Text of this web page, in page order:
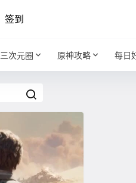
签到
三次元圈 原神攻略 每日